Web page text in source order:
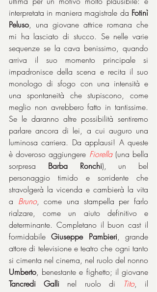
interpretata in maniera magistrale da Fotinì
Peluso, una giovane attrice romana che
mi ha lasciato di stucco. Se nelle varie
sequenze se la cava benissimo, quando
arriva il suo momento principale si
impadronisce della scena e recita il suo
monologo di sfogo con una intensità e
una spontaneità che stupiscono, come
meglio non avrebbero fatto in tantissime.
Se le daranno altre possibilità sentiremo
parlare ancora di lei, a cui auguro una
luminosa carriera. Da applausi! A queste
è doveroso aggiungere Fiorella (una bella
sorpresa Barba Ronchi), un bel
personaggio timido e sorridente che
stravolgerà la vicenda e cambierà la vita
a Bruno, come una stampella per farlo
rialzare, come un aiuto definitivo e
determinante. Completano il buon cast il
formidabile Giuseppe Pambieri, grande
attore di televisione e teatro che ogni tanto
Umberto
Tancredi Galli nel ruolo di Tito, il